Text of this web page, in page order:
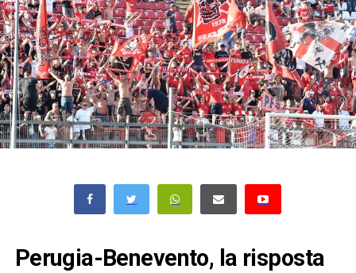
Perugia-Benevento, la risposta